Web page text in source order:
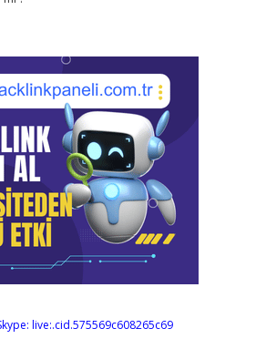
live:.cid.575569c608265c69